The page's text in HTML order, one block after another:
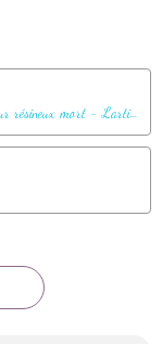
Champignon Polypore éclatant (Pycnoporellus fulgens ?) sur résineux mort - Lartigau - Milhas - 31